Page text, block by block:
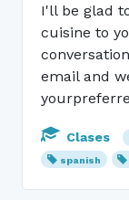
I'll be glad
cuisine to
email and
Clases
spanish